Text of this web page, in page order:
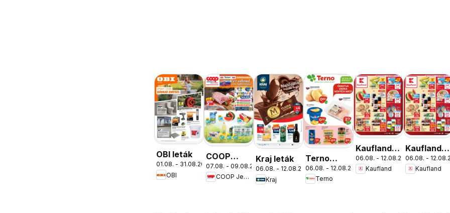
OBI leták
01.08. - 31.08.2026
OBI
COOP
Jednota
cez víkend
07.08. - 09.08.2026
COOP Jednota
Kraj leták
06.08. - 12.08.2026
Kraj
Terno
leták
06.08. - 12.08.2026
Terno
Kaufland
Bratislava-
Nové
06.08. - 12.08.2026
Kaufland
Kaufland
Bratislava-
Petržalka
06.08. -
Kaufland